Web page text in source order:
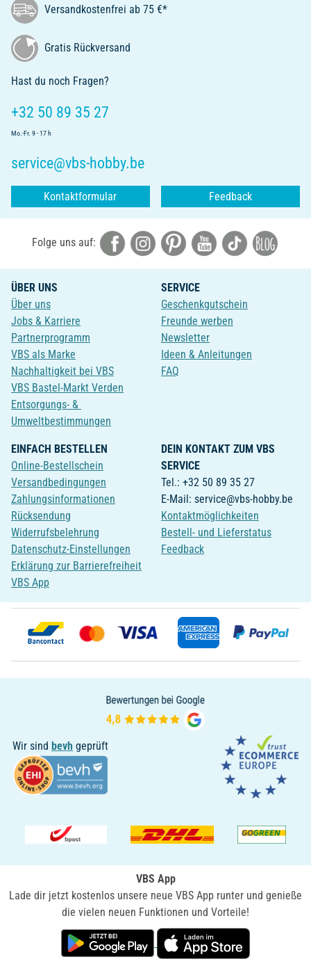
Versandkostenfrei ab 75 €*
Gratis Rückversand
Hast du noch Fragen?
+32 50 89 35 27
Mo.-Fr. 9 - 17 h
service@vbs-hobby.be
Kontaktformular Feedback
Folge uns auf:
ÜBER UNS
Über uns
Jobs & Karriere
Partnerprogramm
VBS als Marke
Nachhaltigkeit bei VBS
VBS Bastel-Markt Verden
Entsorgungs- &
Umweltbestimmungen
SERVICE
Geschenkgutschein
Freunde werben
Newsletter
Ideen & Anleitungen
FAQ
EINFACH BESTELLEN
Online-Bestellschein
Versandbedingungen
Zahlungsinformationen
Rücksendung
Widerrufsbelehrung
Datenschutz-Einstellungen
Erklärung zur Barrierefreiheit
VBS App
DEIN KONTAKT ZUM VBS
SERVICE
Tel.: +32 50 89 35 27
E-Mail: service@vbs-hobby.be
Kontaktmöglichkeiten
Bestell- und Lieferstatus
Feedback
Wir sind bevh geprüft
VBS App
Lade dir jetzt kostenlos unsere neue VBS App runter und genieße
die vielen neuen Funktionen und Vorteile!